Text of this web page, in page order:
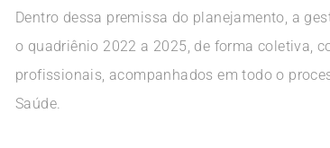
Dentro dessa premissa do planejamento, a
o quadriênio 2022 a 2025, de forma coletiva,
profissionais, acompanhados em todo o
Saúde.